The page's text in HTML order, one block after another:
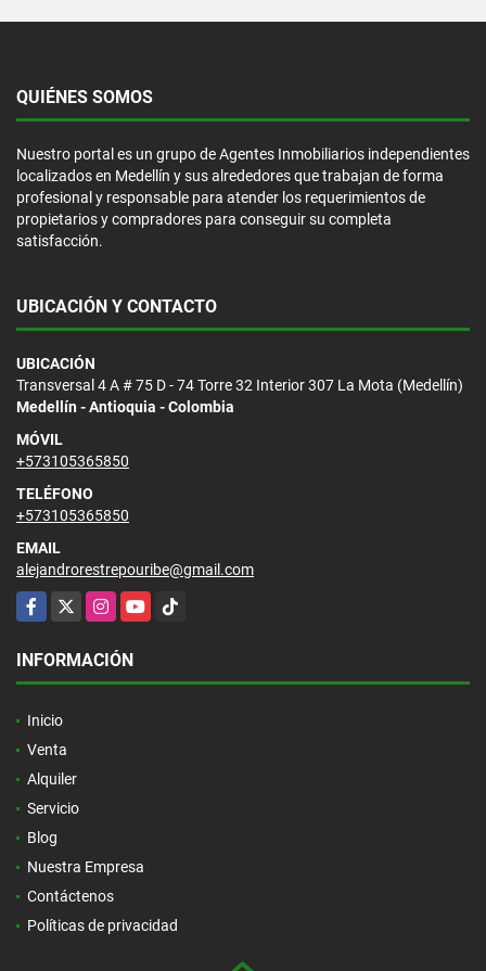
QUIÉNES SOMOS
Nuestro portal es un grupo de Agentes Inmobiliarios independientes
localizados en Medellín y sus alrededores que trabajan de forma
profesional y responsable para atender los requerimientos de
propietarios y compradores para conseguir su completa
satisfacción.
UBICACIÓN Y CONTACTO
UBICACIÓN
Transversal 4 A # 75 D - 74 Torre 32 Interior 307 La Mota (Medellín)
Medellín - Antioquia - Colombia
MÓVIL
+573105365850
TELÉFONO
+573105365850
EMAIL
alejandrorestrepouribe@gmail.com
Facebook
X InstagramYouTubeTikTok
INFORMACIÓN
Inicio
Venta
Alquiler
Servicio
Blog
Nuestra Empresa
Contáctenos
Políticas de privacidad